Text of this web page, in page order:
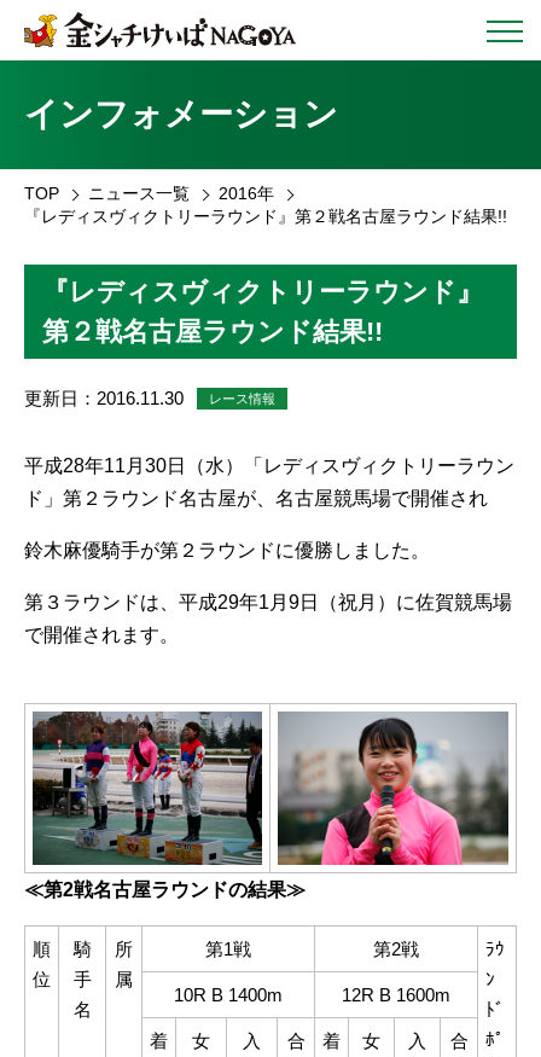
インフォメーション
TOP ニュース一覧
2016年
『レディスヴィクトリーラウンド』第２戦名古屋ラウンド結果!!
『レディスヴィクトリーラウンド』
第２戦名古屋ラウンド結果!!
更新日：2016.11.30 レース情報
平成28年11月30日（水）「レディスヴィクトリーラウン
ド」第２ラウンド名古屋が、名古屋競馬場で開催され
鈴木麻優騎手が第２ラウンドに優勝しました。
第３ラウンドは、平成29年1月9日（祝月）に佐賀競馬場
で開催されます。
≪第2戦名古屋ラウンドの結果≫
順
位
騎
手
名
所
属
第1戦 第2戦
ﾗｳ
ﾝ
ﾄﾞ
ﾎﾟ
10R B 1400m 12R B 1600m
着
女
入
合
着
女
入
合